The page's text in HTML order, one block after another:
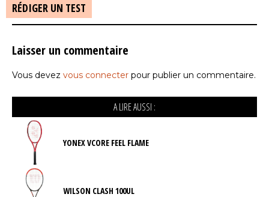
RÉDIGER UN TEST
Laisser un commentaire
Vous devez vous connecter pour publier un commentaire.
A LIRE AUSSI :
YONEX VCORE FEEL FLAME
WILSON CLASH 100UL